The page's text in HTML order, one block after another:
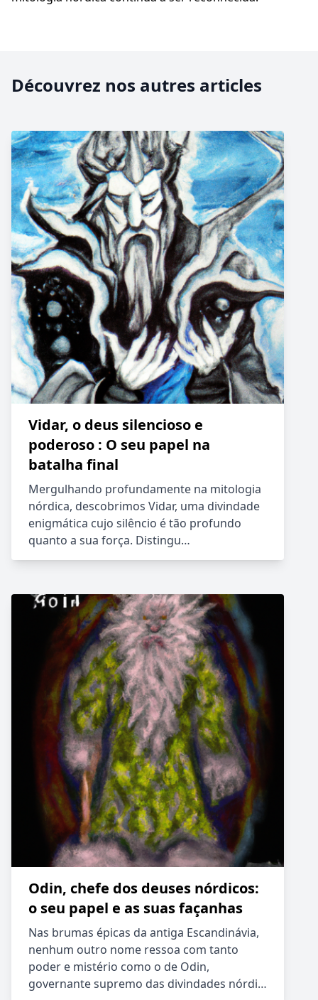
Découvrez nos autres articles
Vidar, o deus silencioso e
poderoso : O seu papel na
batalha final
Mergulhando profundamente na mitologia
nórdica, descobrimos Vidar, uma divindade
enigmática cujo silêncio é tão profundo
quanto a sua força. Distingu…
Odin, chefe dos deuses nórdicos:
o seu papel e as suas façanhas
Nas brumas épicas da antiga Escandinávia,
nenhum outro nome ressoa com tanto
poder e mistério como o de Odin,
governante supremo das divindades nórdi…